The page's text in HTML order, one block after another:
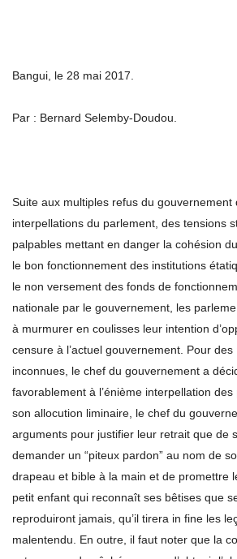
Bangui, le 28 mai 2017.
Par : Bernard Selemby-Doudou.
Suite aux multiples refus du gouvernement
interpellations du parlement, des tensions
palpables mettant en danger la cohésion
le bon fonctionnement des institutions
le non versement des fonds de
nationale par le gouvernement, les
à murmurer en coulisses leur intention
censure à l’actuel gouvernement. Pour
inconnues, le chef du gouvernement a
favorablement à l’énième interpellation
son allocution liminaire, le chef du
arguments pour justifier leur retrait que de
demander un “piteux pardon” au nom de
drapeau et bible à la main et de promettre
petit enfant qui reconnaît ses bêtises que
reproduiront jamais, qu’il tirera in fine les
malentendu. En outre, il faut noter que la